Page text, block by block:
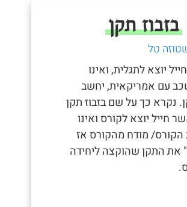
בזבוז תקן
טל
יוצא לתגלית, ואינו
עם אמריקאית, יחשב
נקרא כך על שם בזבוז תקן
חייל יוצא לקורס ואינו
הקורס/ מודח מהקורס אז
את התקן שהוקצה ליחידה